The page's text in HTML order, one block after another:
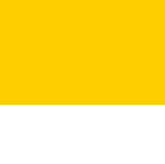
Piaţa Mare), Sibiu